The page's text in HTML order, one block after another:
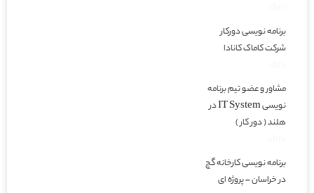
برنامه نویسی دورکار
شرکت کاماک کانادا
مشاور و عضو تیم برنامه
نویسی IT System در
هلند ( دور کار )
برنامه نویسی کارخانه گچ
در خراسان – پروژه ای